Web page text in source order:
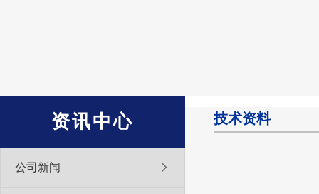
资讯中心
公司新闻
技术资料